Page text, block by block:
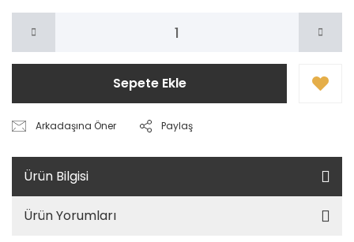
Sepete Ekle
Arkadaşına Öner Paylaş
Ürün Bilgisi
Ürün Yorumları